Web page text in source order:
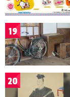
19
20